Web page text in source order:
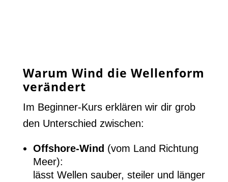
Warum Wind die Wellenform
verändert
Im Beginner-Kurs erklären wir dir grob
den Unterschied zwischen:
Offshore-Wind (vom Land Richtung
Meer):
lässt Wellen sauber, steiler und länger